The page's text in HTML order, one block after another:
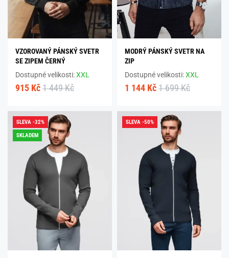
VZOROVANÝ PÁNSKÝ SVETR
SE ZIPEM ČERNÝ
Dostupné velikosti:XXL
915 Kč 1 449 Kč
MODRÝ PÁNSKÝ SVETR NA
ZIP
Dostupné velikosti:XXL
1 144 Kč 1 699 Kč
SLEVA -32%
SKLADEM
SLEVA -50%